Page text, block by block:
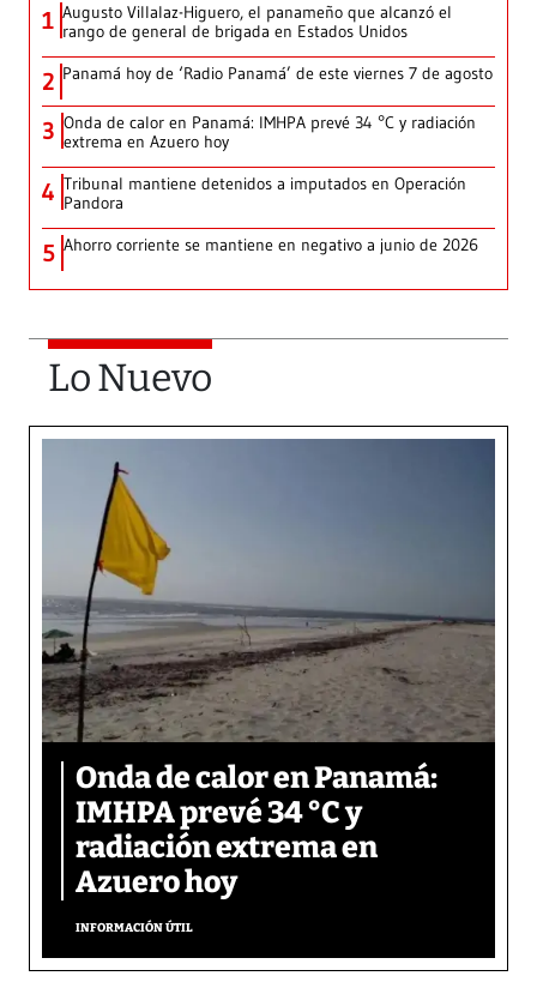
1 Augusto Villalaz-Higuero, el panameño que alcanzó el
rango de general de brigada en Estados Unidos
2 Panamá hoy de ‘Radio Panamá’ de este viernes 7 de agosto
3 Onda de calor en Panamá: IMHPA prevé 34 °C y radiación
extrema en Azuero hoy
4 Tribunal mantiene detenidos a imputados en Operación
Pandora
5 Ahorro corriente se mantiene en negativo a junio de 2026
Lo Nuevo
Onda de calor en Panamá:
IMHPA prevé 34 °C y
radiación extrema en
Azuero hoy
INFORMACIÓN ÚTIL